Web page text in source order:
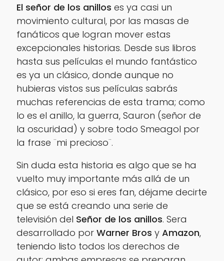
El señor de los anillos es ya casi un
movimiento cultural, por las masas de
fanáticos que logran mover estas
excepcionales historias. Desde sus libros
hasta sus películas el mundo fantástico
es ya un clásico, donde aunque no
hubieras vistos sus películas sabrás
muchas referencias de esta trama; como
lo es el anillo, la guerra, Sauron (señor de
la oscuridad) y sobre todo Smeagol por
la frase ¨mi precioso¨.
Sin duda esta historia es algo que se ha
vuelto muy importante más allá de un
clásico, por eso si eres fan, déjame decirte
que se está creando una serie de
televisión del Señor de los anillos. Sera
desarrollado por Warner Bros y Amazon,
teniendo listo todos los derechos de